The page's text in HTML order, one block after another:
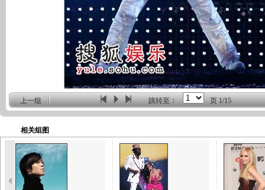
上一组 跳转至： 页1/15
相关组图